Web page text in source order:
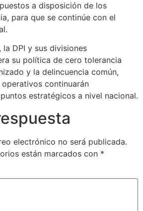
a disposición de los
para que se continúe con el
la DPI y sus divisiones
su política de cero tolerancia
y la delincuencia común,
continuarán
estratégicos a nivel nacional.
electrónico no será publicada.
están marcados con *